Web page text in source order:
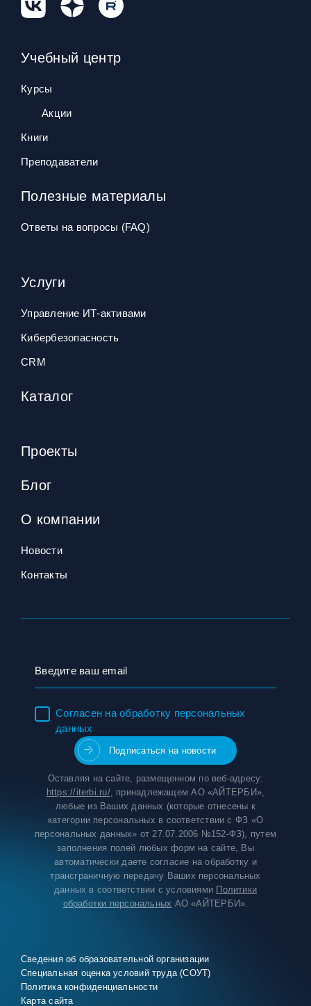
Учебный центр
Курсы
Акции
Книги
Преподаватели
Полезные материалы
Ответы на вопросы (FAQ)
Услуги
Управление ИТ‑активами
Кибербезопасность
CRM
Каталог
Проекты
Блог
О компании
Новости
Контакты
Сведения об образовательной организации
Специальная оценка условий труда (СОУТ)
Политика конфиденциальности
Карта сайта
Согласен на обработку персональных
данных
Оставляя на сайте, размещенном по веб-адресу:
https://iterbi.ru/, принадлежащем АО «АЙТЕРБИ»,
любые из Ваших данных (которые отнесены к
категории персональных в соответствии с ФЗ «О
персональных данных» от 27.07.2006 №152-ФЗ), путем
заполнения полей любых форм на сайте, Вы
автоматически даете согласие на обработку и
трансграничную передачу Ваших персональных
данных в соответствии с условиями Политики
обработки персональных АО «АЙТЕРБИ».